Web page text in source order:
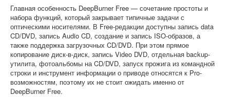
Главная особенность DeepBurner Free — сочетание простоты и
набора функций, который закрывает типичные задачи с
оптическими носителями. В Free-редакции доступны запись data
CD/DVD, запись Audio CD, создание и запись ISO-образов, а
также поддержка загрузочных CD/DVD. При этом прямое
копирование диск-в-диск, запись Video DVD, отдельная backup-
утилита, фотоальбомы на CD/DVD, запуск прожига из командной
строки и инструмент информации о приводе относятся к Pro-
возможностям, поэтому их не стоит ожидать именно от
DeepBurner Free.